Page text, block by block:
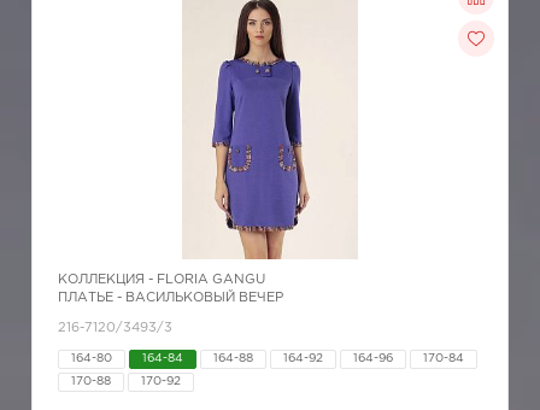
КОЛЛЕКЦИЯ - FLORIA GANGU
ПЛАТЬЕ - ВАСИЛЬКОВЫЙ ВЕЧЕР
216-7120/3493/3
164-80 164-84 164-88 164-92 164-96 170-84
170-88 170-92